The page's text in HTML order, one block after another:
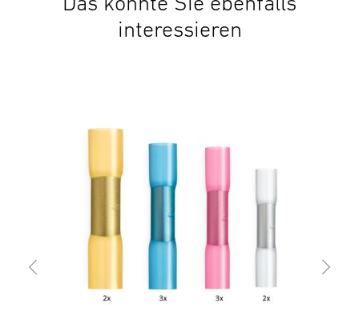
interessieren